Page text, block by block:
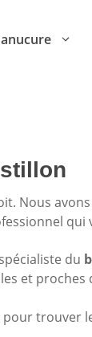
Nous
qui
du
et proches
trouver